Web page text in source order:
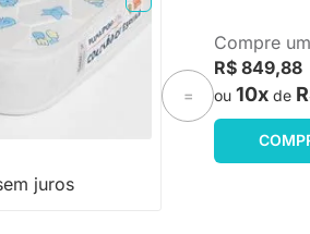
ENTREGA
Berço
juros
=
Compre
R$ 849,88
ou 10x de